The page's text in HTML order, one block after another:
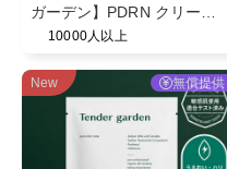
ガーデン】PDRN クリーム
シートマスク 30g × 5枚 モ
10000人以上
New 無償提供